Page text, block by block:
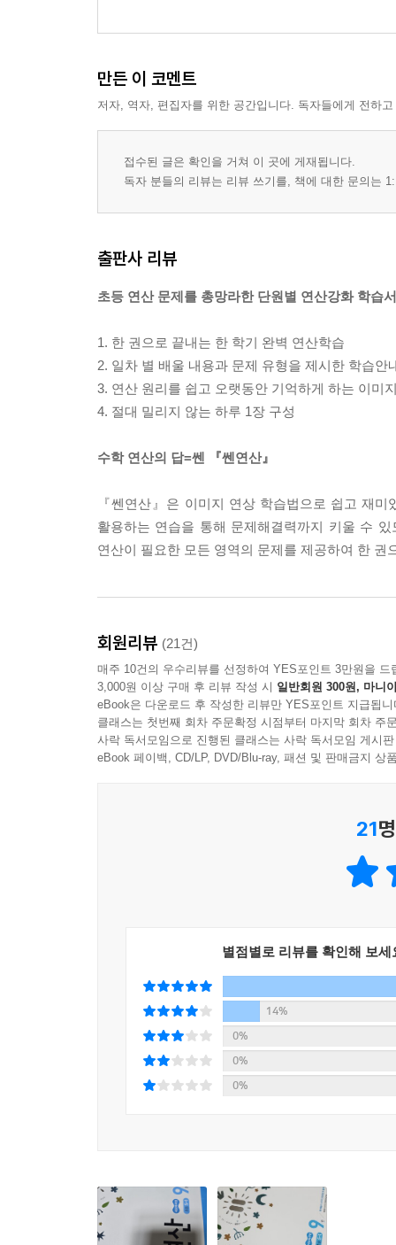
만든 이 코멘트
저자, 역자, 편집자를 위한 공간입니다. 독자들에게 전하
접수된 글은 확인을 거쳐 이 곳에 게재됩니다.
독자 분들의 리뷰는 리뷰 쓰기를, 책에 대한 문의는
출판사 리뷰
초등 연산 문제를 총망라한 단원별 연산강화 학습서
1. 한 권으로 끝내는 한 학기 완벽 연산학습
2. 일차 별 배울 내용과 문제 유형을 제시한 학습안
3. 연산 원리를 쉽고 오랫동안 기억하게 하는 이미
4. 절대 밀리지 않는 하루 1장 구성
수학 연산의 답=쎈 『쎈연산』
『쎈연산』은 이미지 연상 학습법으로 쉽고 재
활용하는 연습을 통해 문제해결력까지 키울 수
연산이 필요한 모든 영역의 문제를 제공하여 한
회원리뷰 (21건)
매주 10건의 우수리뷰를 선정하여 YES포인트 3만원을 드
3,000원 이상 구매 후 리뷰 작성 시 일반회원 300원, 마니
eBook은 다운로드 후 작성한 리뷰만 YES포인트 지급됩니
클래스는 첫번째 회차 주문확정 시점부터 마지막 회차 주
사락 독서모임으로 진행된 클래스는 사락 독서모임 게시
eBook 페이백, CD/LP, DVD/Blu-ray, 패션 및 판매금지 상
21
별점별로 리뷰를 확인해 보세
14%
0%
0%
0%